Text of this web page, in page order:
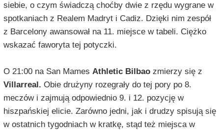
siebie, o czym świadczą choćby dwie z rzędu wygrane w
spotkaniach z Realem Madryt i Cadiz. Dzięki nim zespół
z Barcelony awansował na 11. miejsce w tabeli. Ciężko
wskazać faworyta tej potyczki.
O 21:00 na San Mames Athletic Bilbaozmierzy się z
Villarreal. Obie drużyny rozegrały do tej pory po 8.
meczów i zajmują odpowiednio 9. i 12. pozycję w
hiszpańskiej elicie. Zarówno jedni, jak i drudzy spisują się
w ostatnich tygodniach w kratkę, stąd też miejsca w